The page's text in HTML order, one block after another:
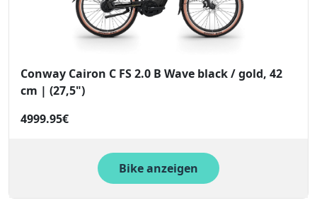
Conway Cairon C FS 2.0 B Wave black / gold, 42
cm | (27,5")
4999.95€
Bike anzeigen